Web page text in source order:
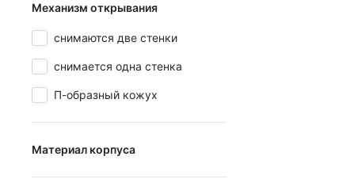
Механизм открывания
снимаются две стенки
снимается одна стенка
П-образный кожух
Материал корпуса
сталь